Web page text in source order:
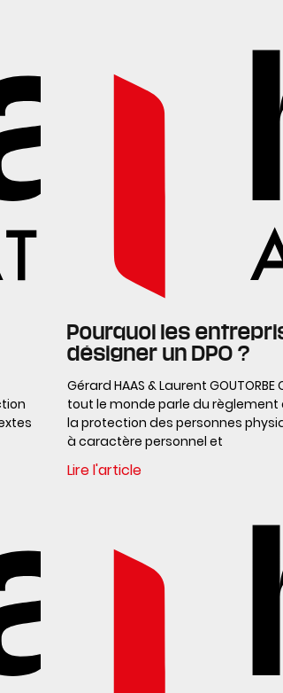
Pourquoi les
désigner un DPO ?
Gérard HAAS & Laurent
tout le monde parle du règlement
la protection des personnes
à caractère personnel et
Lire l'article